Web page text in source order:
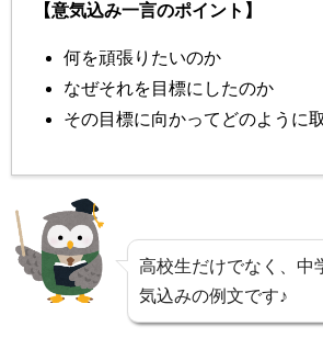
【意気込み一言のポイント】
何を頑張りたいのか
なぜそれを目標にしたのか
その目標に向かってどのように
高校生だけでなく、中
気込みの例文です♪